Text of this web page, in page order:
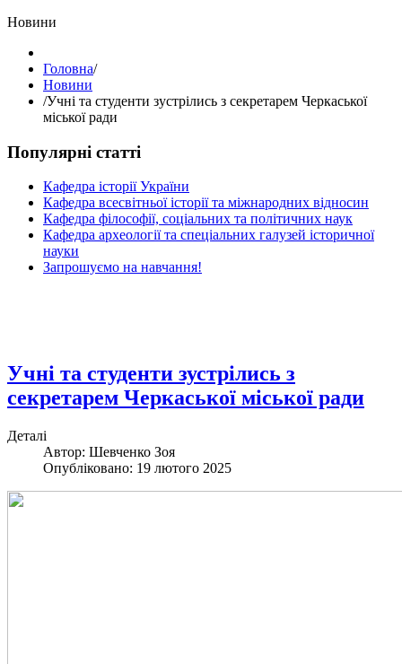
Hовини
Головна/
Hовини
/Учні та студенти зустрілись з секретарем Черкаської
міської ради
Популярні статті
Кафедра історії України
Кафедра всесвітньої історії та міжнародних відносин
Кафедра філософії, соціальних та політичних наук
Кафедра археології та спеціальних галузей історичної
науки
Запрошуємо на навчання!
Учні та студенти зустрілись з
секретарем Черкаської міської ради
Деталі
Автор: Шевченко Зоя
Опубліковано: 19 лютого 2025